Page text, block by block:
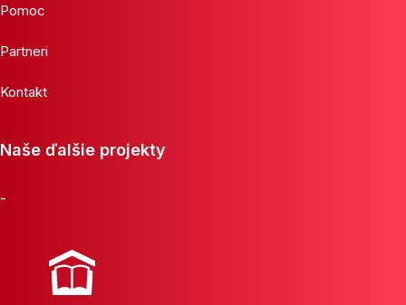
Pomoc
Partneri
Kontakt
Naše ďalšie projekty
-